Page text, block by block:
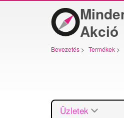
Akció
Bevezetés > Termékek >
Üzletek